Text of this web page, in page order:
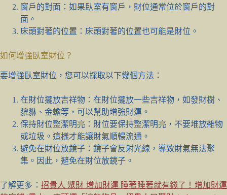
窗戶的對面：如果臥室有窗戶，財位通常位於窗戶的對
面。
床頭對著的位置：床頭對著的位置也可能是財位。
如何增強臥室財位？
要增強臥室財位，您可以採取以下幾個方法：
在財位擺放吉祥物：在財位擺放一些吉祥物，如發財樹、
貔貅、金蟾等，可以幫助增強財運。
保持財位整潔明亮：財位要保持整潔明亮，不要堆放雜物
或垃圾。這樣才能讓財氣順暢流通。
避免在財位放鏡子：鏡子會反射光線，導致財氣無法聚
集。因此，避免在財位放鏡子。
了解更多： 招貴人 聚財 增加財運 睡著睡著就有錢了！增加財運